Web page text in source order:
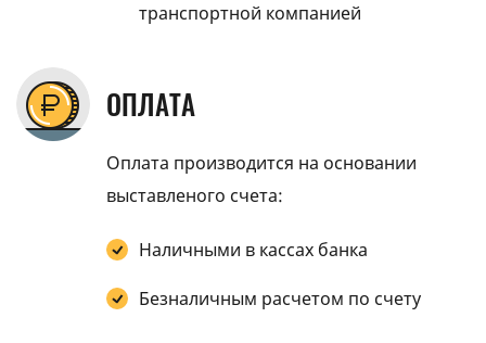
транспортной компанией
ОПЛАТА
Оплата производится на основании
выставленого счета:
Наличными в кассах банка
Безналичным расчетом по счету